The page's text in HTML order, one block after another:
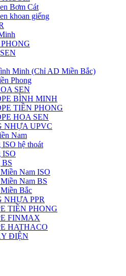
Bơm Cát
khoan giếng
Minh (Chỉ AD Miền Bắc)
Phong
SEN
BÌNH MINH
TIỀN PHONG
HOA SEN
NHỰA UPVC
Nam
ISO hệ thoát
ISO
BS
Nam ISO
Nam BS
Bắc
NHỰA PPR
TIỀN PHONG
FINMAX
HATHACO
ĐIỆN